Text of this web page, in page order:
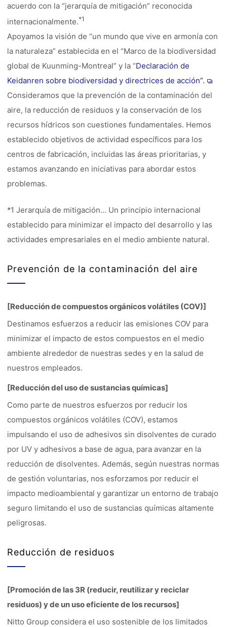
acuerdo con la “jerarquía de mitigación” reconocida
internacionalmente.*1
Apoyamos la visión de “un mundo que vive en armonía con
la naturaleza” establecida en el “Marco de la biodiversidad
global de Kuunming-Montreal” y la “Declaración de
Keidanren sobre biodiversidad y directrices de acción”.
Consideramos que la prevención de la contaminación del
aire, la reducción de residuos y la conservación de los
recursos hídricos son cuestiones fundamentales. Hemos
establecido objetivos de actividad específicos para los
centros de fabricación, incluidas las áreas prioritarias, y
estamos avanzando en iniciativas para abordar estos
problemas.
*1 Jerarquía de mitigación… Un principio internacional
establecido para minimizar el impacto del desarrollo y las
actividades empresariales en el medio ambiente natural.
Prevención de la contaminación del aire
[Reducción de compuestos orgánicos volátiles (COV)]
Destinamos esfuerzos a reducir las emisiones COV para
minimizar el impacto de estos compuestos en el medio
ambiente alrededor de nuestras sedes y en la salud de
nuestros empleados.
[Reducción del uso de sustancias químicas]
Como parte de nuestros esfuerzos por reducir los
compuestos orgánicos volátiles (COV), estamos
impulsando el uso de adhesivos sin disolventes de curado
por UV y adhesivos a base de agua, para avanzar en la
reducción de disolventes. Además, según nuestras normas
de gestión voluntarias, nos esforzamos por reducir el
impacto medioambiental y garantizar un entorno de trabajo
seguro limitando el uso de sustancias químicas altamente
peligrosas.
Reducción de residuos
[Promoción de las 3R (reducir, reutilizar y reciclar
residuos) y de un uso eficiente de los recursos]
Nitto Group considera el uso sostenible de los limitados